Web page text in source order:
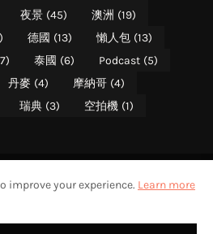
夜景 (45) 澳洲 (19)
德國 (13) 懶人包 (13)
泰國 (6) Podcast (5)
丹麥 (4) 摩納哥 (4)
瑞典 (3) 空拍機 (1)
公園介紹關於攝影旅者聯絡攝影旅者
improve your experience. Learn more